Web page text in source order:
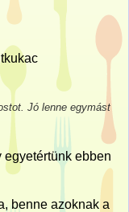
Jó lenne egymást
egyetértünk ebben
benne azoknak a